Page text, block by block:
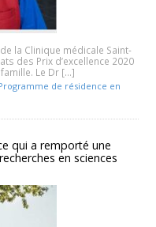
la Clinique médicale Saint-
des Prix d’excellence 2020
Le Dr […]
de résidence en
qui a remporté une
en sciences